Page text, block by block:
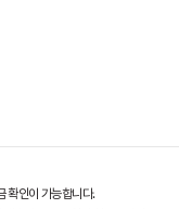
확인이 가능합니다.